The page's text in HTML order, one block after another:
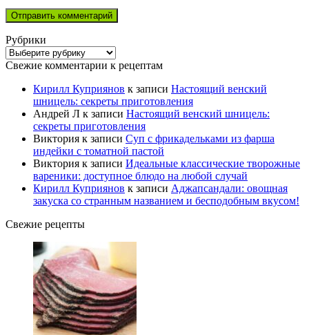
Рубрики
Рубрики
Свежие комментарии к рецептам
Кирилл Куприянов к записи Настоящий венский
шницель: секреты приготовления
Андрей Л к записи Настоящий венский шницель:
секреты приготовления
Виктория к записи Суп с фрикадельками из фарша
индейки с томатной пастой
Виктория к записи Идеальные классические творожные
вареники: доступное блюдо на любой случай
Кирилл Куприянов к записи Аджапсандали: овощная
закуска со странным названием и бесподобным вкусом!
Свежие рецепты